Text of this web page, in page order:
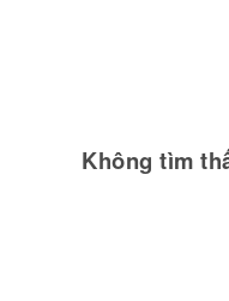
Không tìm